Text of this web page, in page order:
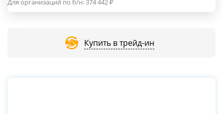
Для организаций по б/н:374 442₽
Купить в трейд-ин